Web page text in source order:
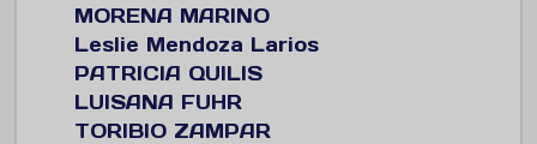
MORENA MARINO
Leslie Mendoza Larios
PATRICIA QUILIS
LUISANA FUHR
TORIBIO ZAMPAR